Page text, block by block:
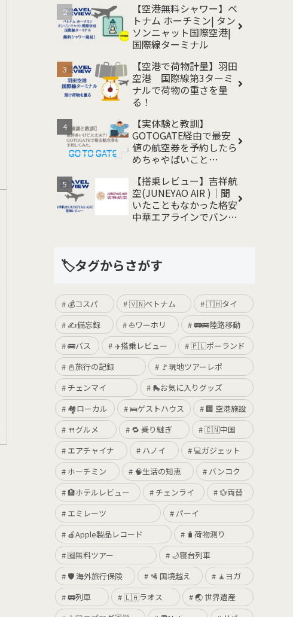
【空港無料シャワー】ベ
トナム ホーチミン| タン
ソンニャット国際空港|
国際線ターミナル
【空港で荷物計量】羽田
空港 国際線第3ターミ
ナルで荷物の重さを量
る！
【実体験と教訓】
GOTOGATE経由で最安
値の航空券を予約したら
めちゃやばいこと
【搭乗レビュー】吉祥航
空(JUNEYAO AIR )｜聞
いたこともなかった格安
中華エアラインでバンコ
🏷️タグからさがす
💰コスパ 🇻🇳ベトナム
🇹🇭タイ
✍️備忘録
⛵️ワーホリ
🚃🚌陸路移動
🚌バス
✈️搭乗レビュー
🇵🇱ポーランド
📓旅行の記録
🚩現地ツアーレポ
チェンマイ
🛼お気に入りグッズ
🏘ローカル
🛌ゲストハウス
🏢 空港施設
🍴グルメ
🔁 乗り継ぎ
🇨🇳中国
エアチャイナ
ハノイ
💻ガジェット
ホーチミン
🧠生活の知恵
バンコク
🏨ホテルレビュー
チェンライ
💱両替
エミレーツ
パーイ
🍎Apple製品レコード
🧳荷物測り
🆓無料ツアー
🌙寝台列車
🛡 海外旅行保険
🛂 国境越え
🧘ヨガ
🚃列車
🇱🇦ラオス
🌏 世界遺産